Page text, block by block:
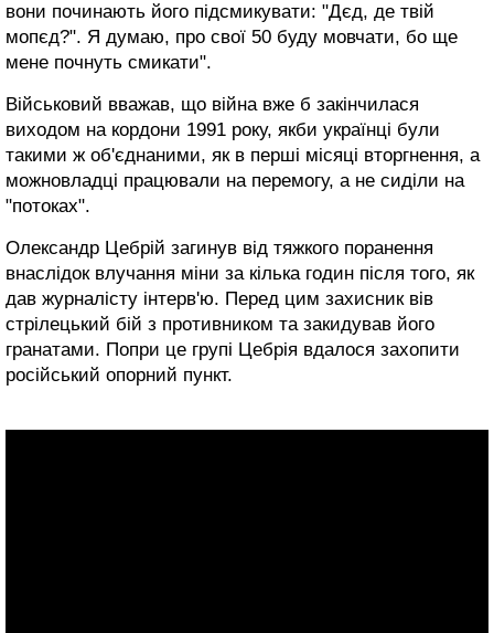
вони починають його підсмикувати: "Дєд, де твій
мопєд?". Я думаю, про свої 50 буду мовчати, бо ще
мене почнуть смикати".
Військовий вважав, що війна вже б закінчилася
виходом на кордони 1991 року, якби українці були
такими ж об'єднаними, як в перші місяці вторгнення, а
можновладці працювали на перемогу, а не сиділи на
"потоках".
Олександр Цебрій загинув від тяжкого поранення
внаслідок влучання міни за кілька годин після того, як
дав журналісту інтерв'ю. Перед цим захисник вів
стрілецький бій з противником та закидував його
гранатами. Попри це групі Цебрія вдалося захопити
російський опорний пункт.